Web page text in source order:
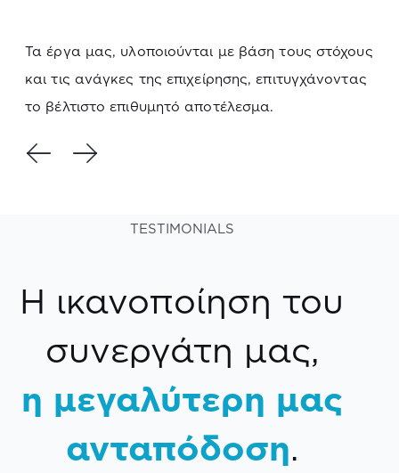
Τα έργα μας, υλοποιούνται με βάση τους στόχους
και τις ανάγκες της επιχείρησης, επιτυγχάνοντας
το βέλτιστο επιθυμητό αποτέλεσμα.
TESTIMONIALS
Η ικανοποίηση του
συνεργάτη μας,
η μεγαλύτερη μας
ανταπόδοση.